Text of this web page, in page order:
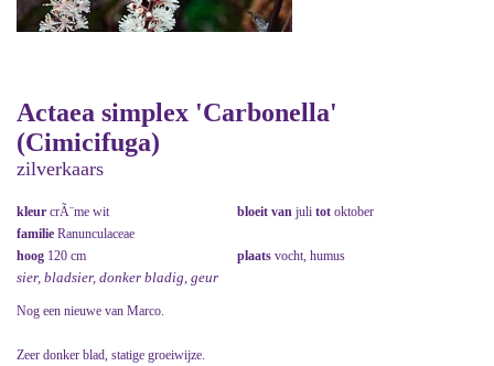
Actaea simplex 'Carbonella'
(Cimicifuga)
zilverkaars
kleur crÃ¨me wit bloeit van juli tot oktober
familie Ranunculaceae
hoog 120 cm plaats vocht, humus
sier, bladsier, donker bladig, geur
Nog een nieuwe van Marco.
Zeer donker blad, statige groeiwijze.